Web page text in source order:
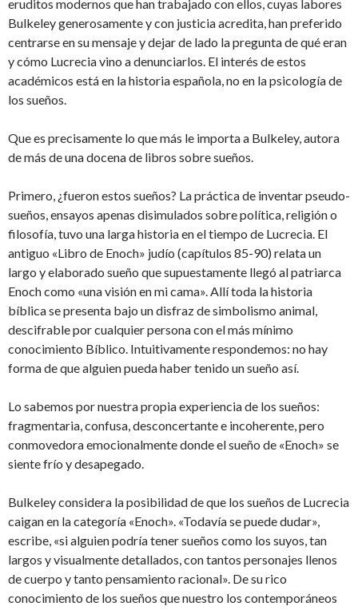
eruditos modernos que han trabajado con ellos, cuyas labores
Bulkeley generosamente y con justicia acredita, han preferido
centrarse en su mensaje y dejar de lado la pregunta de qué eran
y cómo Lucrecia vino a denunciarlos. El interés de estos
académicos está en la historia española, no en la psicología de
los sueños.
Que es precisamente lo que más le importa a Bulkeley, autora
de más de una docena de libros sobre sueños.
Primero, ¿fueron estos sueños? La práctica de inventar pseudo-
sueños, ensayos apenas disimulados sobre política, religión o
filosofía, tuvo una larga historia en el tiempo de Lucrecia. El
antiguo «Libro de Enoch» judío (capítulos 85-90) relata un
largo y elaborado sueño que supuestamente llegó al patriarca
Enoch como «una visión en mi cama». Allí toda la historia
bíblica se presenta bajo un disfraz de simbolismo animal,
descifrable por cualquier persona con el más mínimo
conocimiento Bíblico. Intuitivamente respondemos: no hay
forma de que alguien pueda haber tenido un sueño así.
Lo sabemos por nuestra propia experiencia de los sueños:
fragmentaria, confusa, desconcertante e incoherente, pero
conmovedora emocionalmente donde el sueño de «Enoch» se
siente frío y desapegado.
Bulkeley considera la posibilidad de que los sueños de Lucrecia
caigan en la categoría «Enoch». «Todavía se puede dudar»,
escribe, «si alguien podría tener sueños como los suyos, tan
largos y visualmente detallados, con tantos personajes llenos
de cuerpo y tanto pensamiento racional». De su rico
conocimiento de los sueños que nuestro los contemporáneos